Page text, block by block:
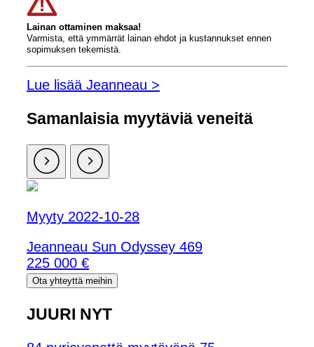
Lainan ottaminen maksaa!
Varmista, että ymmärrät lainan ehdot ja kustannukset ennen
sopimuksen tekemistä.
Lue lisää Jeanneau >
Samanlaisia ​​myytäviä veneitä
Myyty 2022-10-28
Jeanneau Sun Odyssey 469
225 000 €
Ota yhteyttä meihin
JUURI NYT